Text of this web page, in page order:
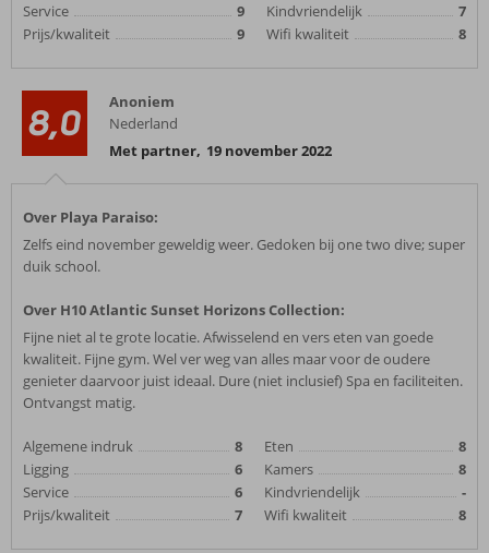
Service
9
Prijs/kwaliteit
9
Kindvriendelijk
7
Wifi kwaliteit
8
8,0
Anoniem
Nederland
Met partner, 19 november 2022
Over Playa Paraiso:
Zelfs eind november geweldig weer. Gedoken bij one two dive; super
duik school.
Over H10 Atlantic Sunset Horizons Collection:
Fijne niet al te grote locatie. Afwisselend en vers eten van goede
kwaliteit. Fijne gym. Wel ver weg van alles maar voor de oudere
genieter daarvoor juist ideaal. Dure (niet inclusief) Spa en faciliteiten.
Ontvangst matig.
Algemene indruk
8
Ligging
6
Service
6
Prijs/kwaliteit
7
Eten
8
Kamers
8
Kindvriendelijk
-
Wifi kwaliteit
8